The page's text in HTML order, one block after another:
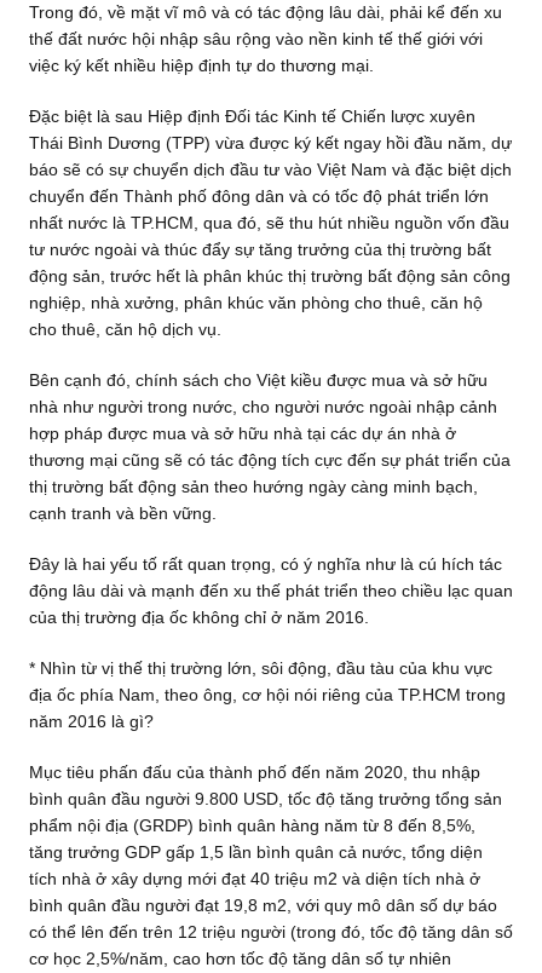
Trong đó, về mặt vĩ mô và có tác động lâu dài, phải kể đến xu
thế đất nước hội nhập sâu rộng vào nền kinh tế thế giới với
việc ký kết nhiều hiệp định tự do thương mại.
Đặc biệt là sau Hiệp định Đối tác Kinh tế Chiến lược xuyên
Thái Bình Dương (TPP) vừa được ký kết ngay hồi đầu năm, dự
báo sẽ có sự chuyển dịch đầu tư vào Việt Nam và đặc biệt dịch
chuyển đến Thành phố đông dân và có tốc độ phát triển lớn
nhất nước là TP.HCM, qua đó, sẽ thu hút nhiều nguồn vốn đầu
tư nước ngoài và thúc đẩy sự tăng trưởng của thị trường bất
động sản, trước hết là phân khúc thị trường bất động sản công
nghiệp, nhà xưởng, phân khúc văn phòng cho thuê, căn hộ
cho thuê, căn hộ dịch vụ.
Bên cạnh đó, chính sách cho Việt kiều được mua và sở hữu
nhà như người trong nước, cho người nước ngoài nhập cảnh
hợp pháp được mua và sở hữu nhà tại các dự án nhà ở
thương mại cũng sẽ có tác động tích cực đến sự phát triển của
thị trường bất động sản theo hướng ngày càng minh bạch,
cạnh tranh và bền vững.
Đây là hai yếu tố rất quan trọng, có ý nghĩa như là cú hích tác
động lâu dài và mạnh đến xu thế phát triển theo chiều lạc quan
của thị trường địa ốc không chỉ ở năm 2016.
* Nhìn từ vị thế thị trường lớn, sôi động, đầu tàu của khu vực
địa ốc phía Nam, theo ông, cơ hội nói riêng của TP.HCM trong
năm 2016 là gì?
Mục tiêu phấn đấu của thành phố đến năm 2020, thu nhập
bình quân đầu người 9.800 USD, tốc độ tăng trưởng tổng sản
phẩm nội địa (GRDP) bình quân hàng năm từ 8 đến 8,5%,
tăng trưởng GDP gấp 1,5 lần bình quân cả nước, tổng diện
tích nhà ở xây dựng mới đạt 40 triệu m2 và diện tích nhà ở
bình quân đầu người đạt 19,8 m2, với quy mô dân số dự báo
có thể lên đến trên 12 triệu người (trong đó, tốc độ tăng dân số
cơ học 2,5%/năm, cao hơn tốc độ tăng dân số tự nhiên